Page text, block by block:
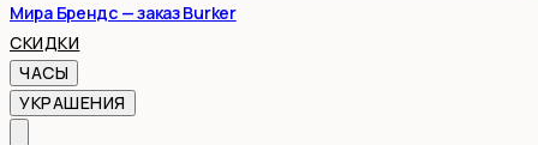
Мира Брендс — заказ Burker
СКИДКИ
ЧАСЫ
УКРАШЕНИЯ